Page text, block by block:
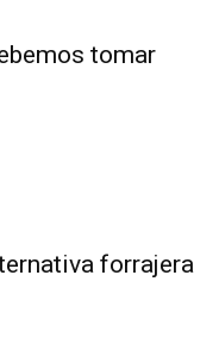
tomar
forrajera